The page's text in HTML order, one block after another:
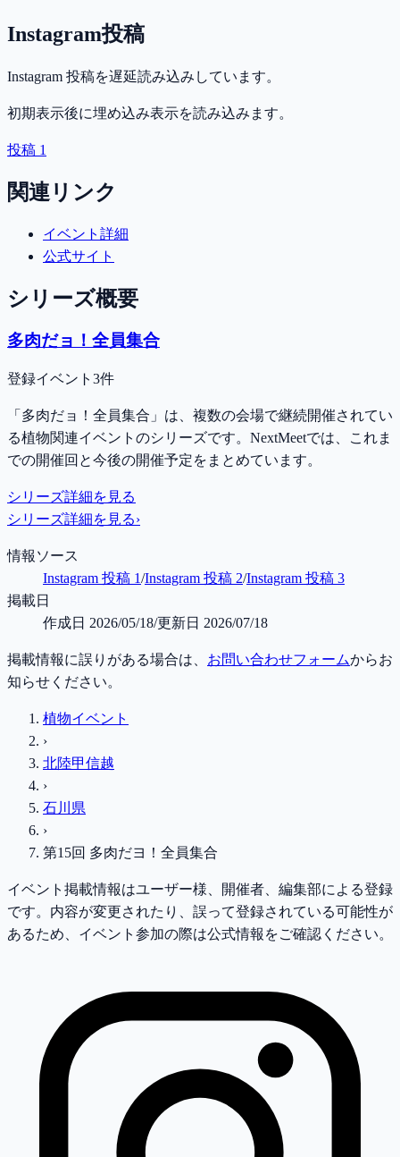
Instagram投稿
Instagram 投稿を遅延読み込みしています。
初期表示後に埋め込み表示を読み込みます。
投稿 1
関連リンク
イベント詳細
公式サイト
シリーズ概要
多肉だョ！全員集合
登録イベント3件
「多肉だョ！全員集合」は、複数の会場で継続開催されてい
る植物関連イベントのシリーズです。NextMeetでは、これま
での開催回と今後の開催予定をまとめています。
シリーズ詳細を見る
シリーズ詳細を見る›
情報ソース
Instagram 投稿 1/Instagram 投稿 2/Instagram 投稿 3
掲載日
作成日 2026/05/18/更新日 2026/07/18
掲載情報に誤りがある場合は、 お問い合わせフォームからお
知らせください。
植物イベント
›
北陸甲信越
›
石川県
›
第15回 多肉だヨ！全員集合
イベント掲載情報はユーザー様、開催者、編集部による登録
です。内容が変更されたり、誤って登録されている可能性が
あるため、イベント参加の際は公式情報をご確認ください。